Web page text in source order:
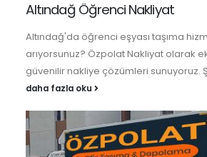
Altındağ Öğrenci Nakliyat
Altındağ'da öğrenci eşyası taşıma
arıyorsunuz? Özpolat Nakliyat olarak
güvenilir nakliye çözümleri sunuyoruz.
daha fazla oku